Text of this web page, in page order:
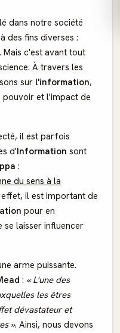
dans notre société
des fins diverses :
c'est avant tout
À travers les
sur l'information,
et l'impact de
il est parfois
d'Information sont
:
du sens à la
effet, il est important de
pour en
laisser influencer
arme puissante.
: « L'une des
les êtres
dévastateur et
». Ainsi, nous devons